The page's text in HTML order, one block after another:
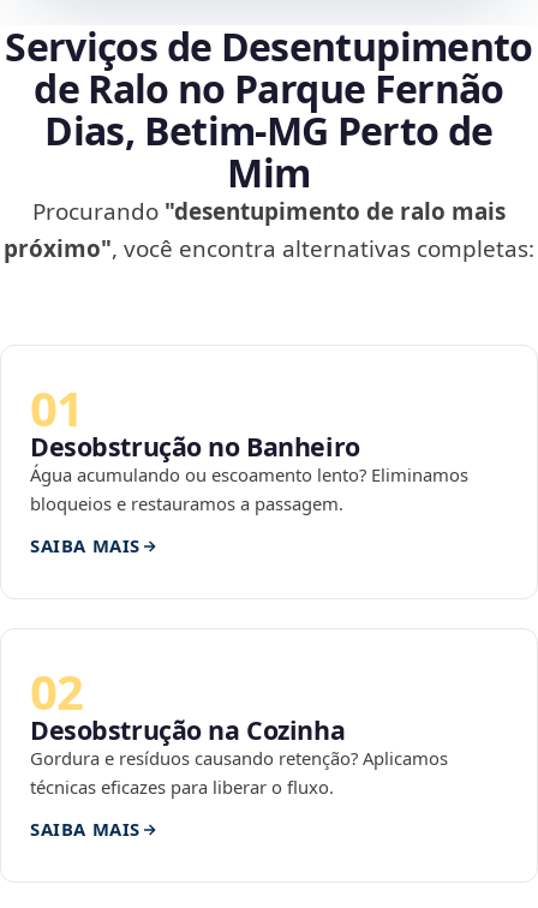
Serviços de Desentupimento
de Ralo no Parque Fernão
Dias, Betim‑MG Perto de
Mim
Procurando "desentupimento de ralo mais
próximo", você encontra alternativas completas:
01
Desobstrução no Banheiro
Água acumulando ou escoamento lento? Eliminamos
bloqueios e restauramos a passagem.
SAIBA MAIS
02
Desobstrução na Cozinha
Gordura e resíduos causando retenção? Aplicamos
técnicas eficazes para liberar o fluxo.
SAIBA MAIS